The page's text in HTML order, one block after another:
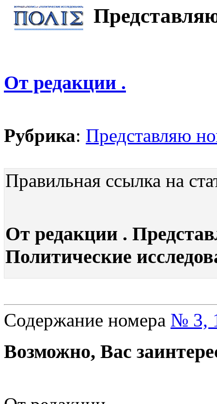
От редакции .
Рубрика: Представляю
Правильная ссылка на
От редакции .
Политические
Содержание номера № 3,
Возможно, Вас